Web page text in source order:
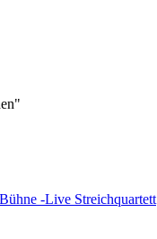
-Live Streichquartett